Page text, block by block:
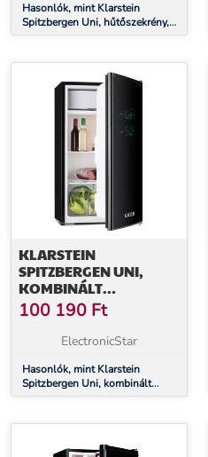
Hasonlók, mint Klarstein
Spitzbergen Uni, hűtőszekrény,
91 liter, 10 liter fagyasztórekesz,
fehér
KLARSTEIN
SPITZBERGEN UNI,
KOMBINÁLT
HŰTŐSZEKRÉNY, 91
LITER, E
ENERGIAHATÉKONYSÁGI
100 190 Ft
ElectronicStar
Hasonlók, mint Klarstein
Spitzbergen Uni, kombinált
hűtőszekrény, 91 liter, E
fekete